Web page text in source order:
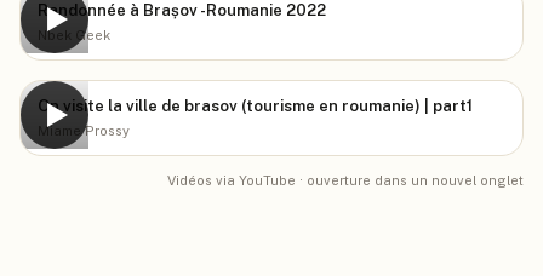
▶
Randonnée à Brașov -Roumanie 2022
Nbek Geek
▶ On visite la ville de brasov (tourisme en roumanie) | part1
Miame Prossy
Vidéos via YouTube · ouverture dans un nouvel onglet